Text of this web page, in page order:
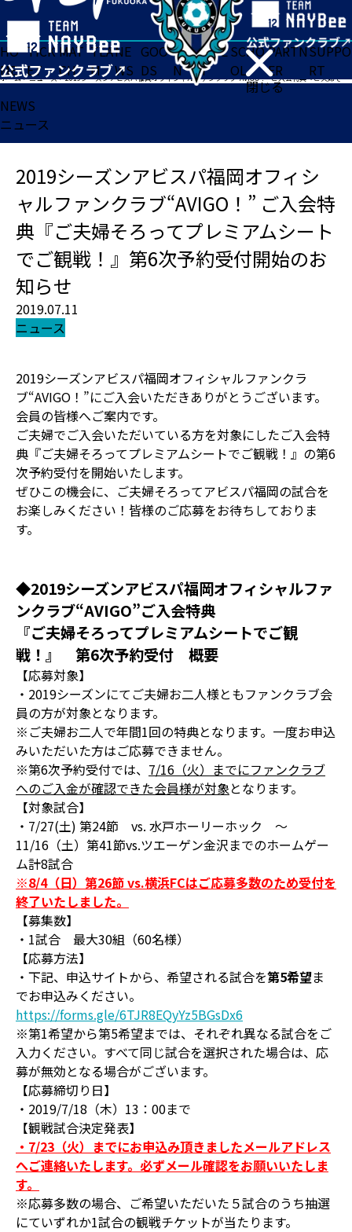
閉じる
HO
ME
TICK
ET
MAT
CH
TEA
M
NE
WS
GOO
DS
FA
N
ACADE
MY
SCHO
OL
PARTN
ER
SUPPO
RT
ホーム>ニュース>2019シーズンアビスパ福岡オフィシャルファンクラブ“AVIGO！” ご入会特典『ご夫婦そろってプレミアムシートでご観戦！』第6次予約受付開始のお知らせ
NEWS
ニュース
2019シーズンアビスパ福岡オフィシ
ャルファンクラブ“AVIGO！” ご入会特
典『ご夫婦そろってプレミアムシート
でご観戦！』第6次予約受付開始のお
知らせ
2019.07.11
ニュース
2019シーズンアビスパ福岡オフィシャルファンクラ
ブ“AVIGO！”にご入会いただきありがとうございます。
会員の皆様へご案内です。
ご夫婦でご入会いただいている方を対象にしたご入会特
典『ご夫婦そろってプレミアムシートでご観戦！』の第6
次予約受付を開始いたします。
ぜひこの機会に、ご夫婦そろってアビスパ福岡の試合を
お楽しみください！皆様のご応募をお待ちしておりま
す。
◆2019シーズンアビスパ福岡オフィシャルファ
ンクラブ“AVIGO”ご入会特典
『ご夫婦そろってプレミアムシートでご観
戦！』 第6次予約受付 概要
【応募対象】
・2019シーズンにてご夫婦お二人様ともファンクラブ会
員の方が対象となります。
※ご夫婦お二人で年間1回の特典となります。一度お申込
みいただいた方はご応募できません。
※第6次予約受付では、 7/16（火）までにファンクラブ
へのご入金が確認できた会員様が対象となります。
【対象試合】
・7/27(土) 第24節 vs. 水戸ホーリーホック ～
11/16（土）第41節vs.ツエーゲン金沢までのホームゲー
ム計8試合
※8/4（日）第26節 vs.横浜FCはご応募多数のため受付を
終了いたしました。
【募集数】
・1試合 最大30組（60名様）
【応募方法】
・下記、申込サイトから、希望される試合を第5希望ま
でお申込みください。
https://forms.gle/6TJR8EQyYz5BGsDx6
※第1希望から第5希望までは、それぞれ異なる試合をご
入力ください。すべて同じ試合を選択された場合は、応
募が無効となる場合がございます。
【応募締切り日】
・2019/7/18（木）13：00まで
【観戦試合決定発表】
・7/23（火）までにお申込み頂きましたメールアドレス
へご連絡いたします。必ずメール確認をお願いいたしま
す。
※応募多数の場合、ご希望いただいた５試合のうち抽選
にていずれか1試合の観戦チケットが当たります。